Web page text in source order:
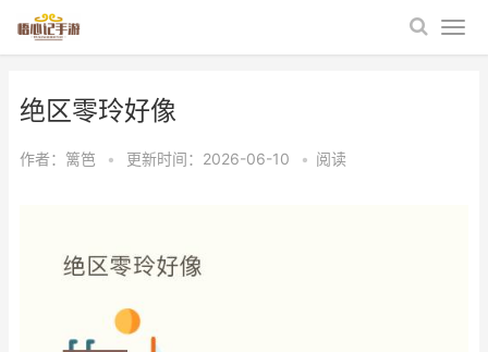
绝区零玲好像
作者： 篱笆 • 更新时间：2026-06-10 • 阅读